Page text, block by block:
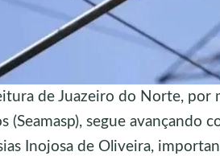
de Juazeiro do Norte, por
(Seamasp), segue avançando
Inojosa de Oliveira,